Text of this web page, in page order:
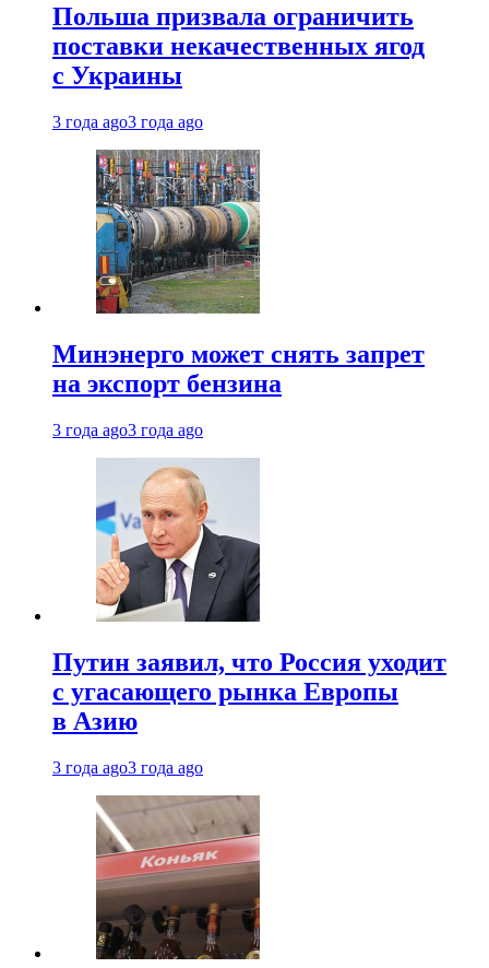
Польша призвала ограничить
поставки некачественных ягод
с Украины
3 года ago3 года ago
Минэнерго может снять запрет
на экспорт бензина
3 года ago3 года ago
Путин заявил, что Россия уходит
с угасающего рынка Европы
в Азию
3 года ago3 года ago